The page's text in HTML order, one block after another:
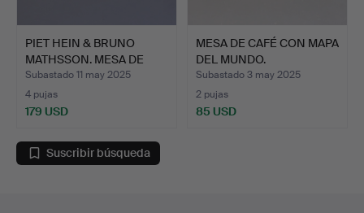
PIET HEIN & BRUNO
MATHSSON. MESA DE
CAFÉ S…
Subastado 11 may 2025
4 pujas
179 USD
MESA DE CAFÉ CON MAPA
DEL MUNDO.
Subastado 3 may 2025
2 pujas
85 USD
Suscribir búsqueda